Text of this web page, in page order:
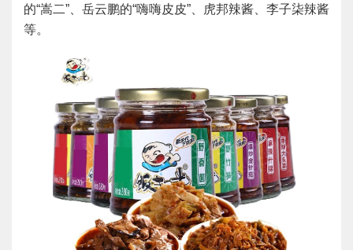
的“嵩二”、岳云鹏的“嗨嗨皮皮”、虎邦辣酱、李子柒辣酱
等。